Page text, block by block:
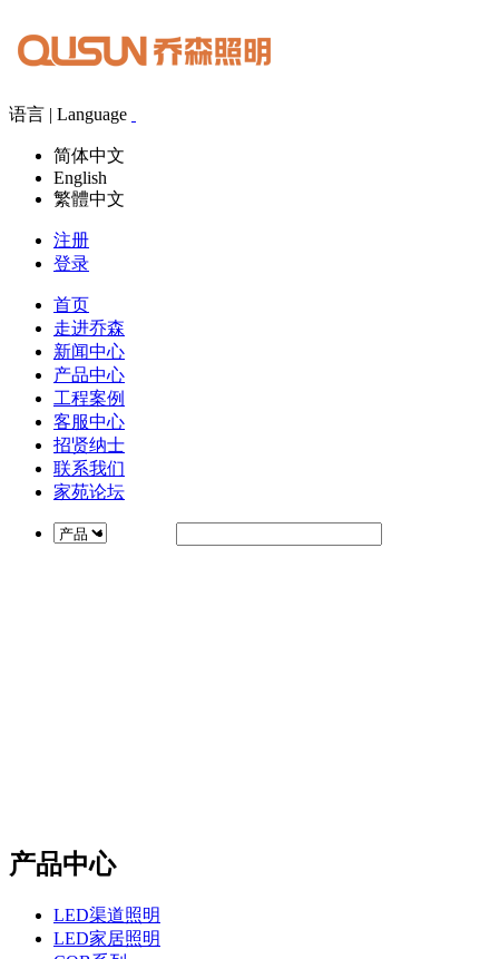
语言 | Language
简体中文
English
繁體中文
注册
登录
首页
走进乔森
新闻中心
产品中心
工程案例
客服中心
招贤纳士
联系我们
家苑论坛
产品中心
LED渠道照明
LED家居照明